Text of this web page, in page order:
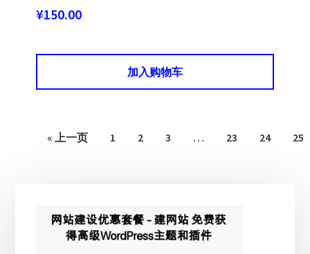
¥150.00
加入购物车
« 上一页 1 2 3 … 23 24 25